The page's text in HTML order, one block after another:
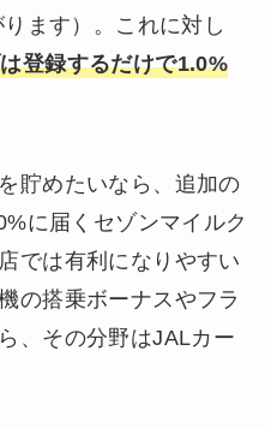
ます）。これに対し
登録するだけで1.0%
貯めたいなら、追加の
に届くセゾンマイルク
では有利になりやすい
の搭乗ボーナスやフラ
、その分野はJALカー